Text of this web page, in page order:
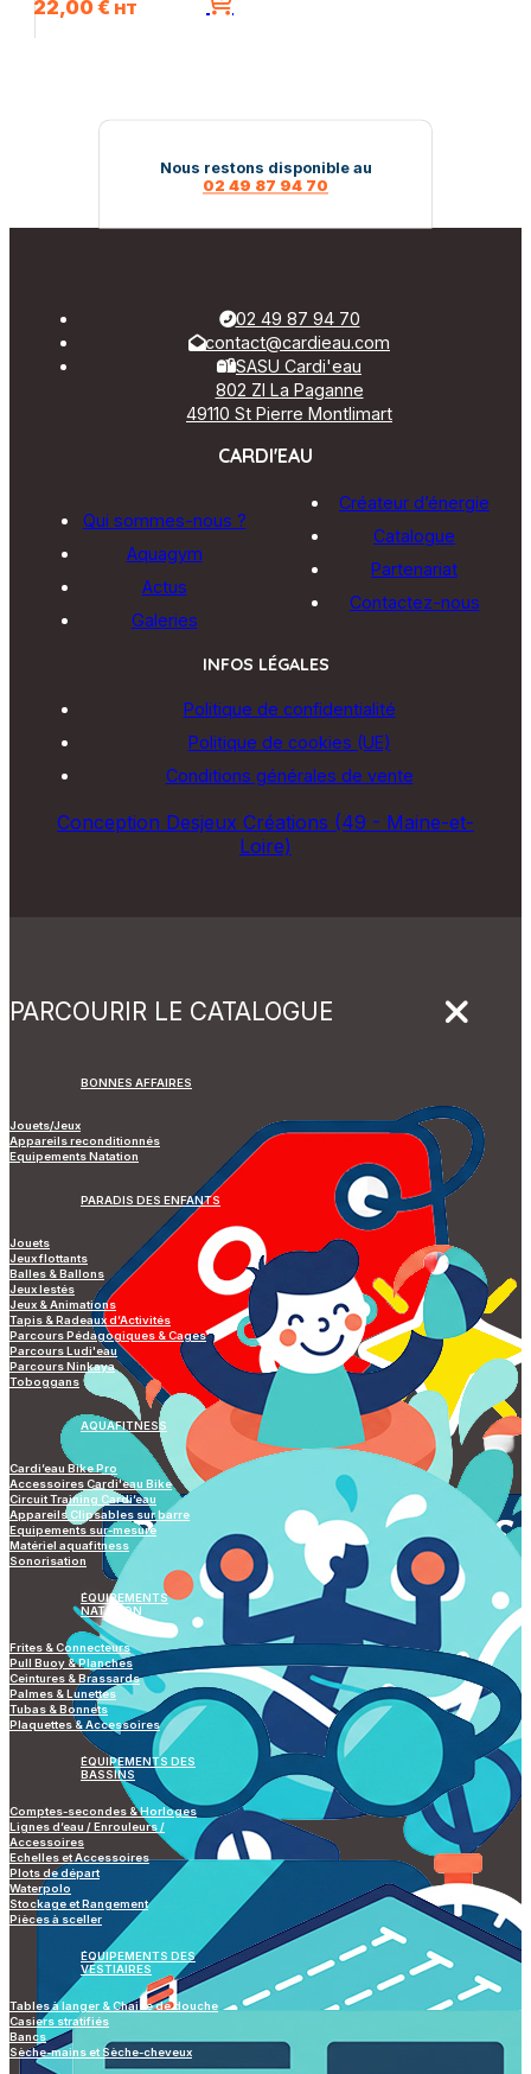
22,00€ HT
Nous restons disponible au
02 49 87 94 70
02 49 87 94 70
contact@cardieau.com
SASU Cardi'eau
802 ZI La Paganne
49110 St Pierre Montlimart
CARDI'EAU
Qui sommes-nous ?
Aquagym
Actus
Galeries
Créateur d’énergie
Catalogue
Partenariat
Contactez-nous
INFOS LÉGALES
Politique de confidentialité
Politique de cookies (UE)
Conditions générales de vente
Conception Desjeux Créations (49 - Maine-et-
Loire)
PARCOURIR LE CATALOGUE
BONNES AFFAIRES
Jouets/Jeux
Appareils reconditionnés
Equipements Natation
PARADIS DES ENFANTS
Jouets
Jeux flottants
Balles & Ballons
Jeux lestés
Jeux & Animations
Tapis & Radeaux d’Activités
Parcours Pédagogiques & Cages
Parcours Ludi'eau
Parcours Ninkaya
Toboggans
AQUAFITNESS
Cardi’eau Bike Pro
Accessoires Cardi'eau Bike
Circuit Training Cardi’eau
Appareils Clipsables sur barre
Equipements sur-mesure
Matériel aquafitness
Sonorisation
ÉQUIPEMENTS
NATATION
Frites & Connecteurs
Pull Buoy & Planches
Ceintures & Brassards
Palmes & Lunettes
Tubas & Bonnets
Plaquettes & Accessoires
ÉQUIPEMENTS DES
BASSINS
Comptes-secondes & Horloges
Lignes d’eau / Enrouleurs /
Accessoires
Echelles et Accessoires
Plots de départ
Waterpolo
Stockage et Rangement
Pièces à sceller
ÉQUIPEMENTS DES
VESTIAIRES
Tables à langer & Chaise de douche
Casiers stratifiés
Bancs
Sèche-mains et Sèche-cheveux